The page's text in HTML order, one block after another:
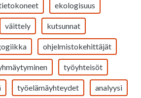
ekologisuus
väittely kutsunnat
ohjelmistokehittäjät
työyhteisöt
työelämäyhteydet analyysi